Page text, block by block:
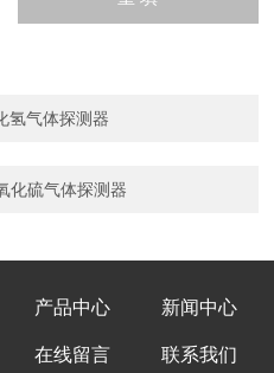
氢气体探测器
化硫气体探测器
产品中心 新闻中心
在线留言 联系我们